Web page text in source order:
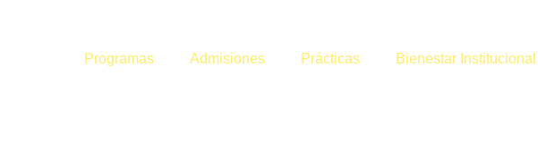
Programas Admisiones Prácticas Bienestar Institucional